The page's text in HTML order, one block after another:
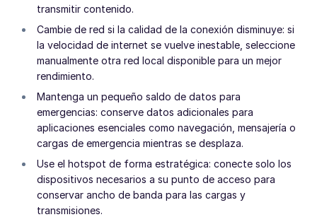
transmitir contenido.
Cambie de red si la calidad de la conexión disminuye: si
la velocidad de internet se vuelve inestable, seleccione
manualmente otra red local disponible para un mejor
rendimiento.
Mantenga un pequeño saldo de datos para
emergencias: conserve datos adicionales para
aplicaciones esenciales como navegación, mensajería o
cargas de emergencia mientras se desplaza.
Use el hotspot de forma estratégica: conecte solo los
dispositivos necesarios a su punto de acceso para
conservar ancho de banda para las cargas y
transmisiones.